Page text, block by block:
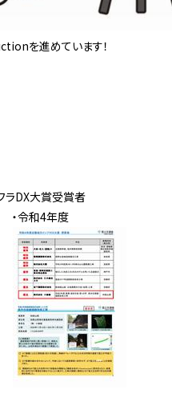
を進めています！
ラDX大賞受賞者
・令和4年度